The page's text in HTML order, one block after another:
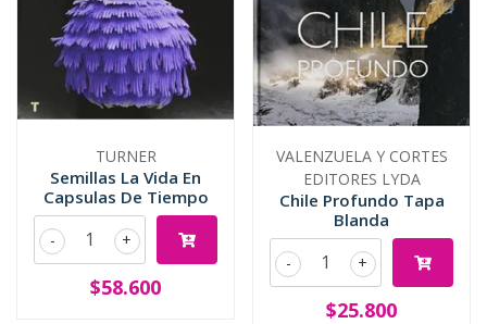
TURNER
Semillas La Vida En
Capsulas De Tiempo
+
-
$58.600
VALENZUELA Y CORTES
EDITORES LYDA
Chile Profundo Tapa
Blanda
+
-
$25.800